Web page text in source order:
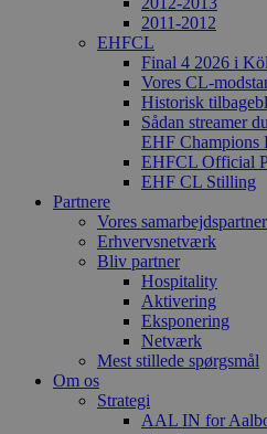
2011-2012
EHFCL
Final 4 2026 i
Vores CL-
Historisk
Sådan streamer
EHF Champions
EHFCL Official
EHF CL Stilling
Partnere
Vores
Erhvervsnetværk
Bliv partner
Hospitality
Aktivering
Eksponering
Netværk
Mest stillede spørgsmål
Om os
Strategi
AAL IN for